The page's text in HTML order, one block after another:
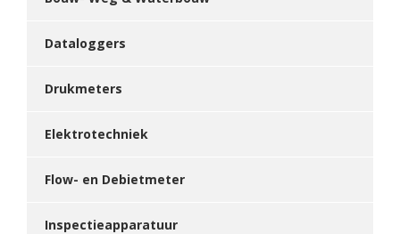
Dataloggers
Drukmeters
Elektrotechniek
Flow- en Debietmeter
Inspectieapparatuur